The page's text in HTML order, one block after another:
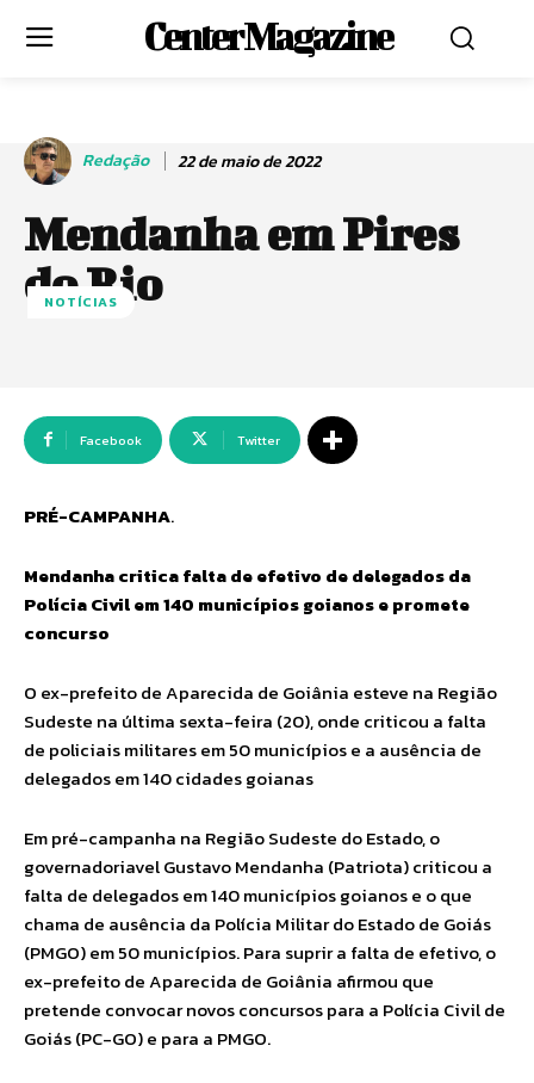
Center Magazine
Redação 22 de maio de 2022
Mendanha em Pires
do Rio
NOTÍCIAS
Facebook Twitter
PRÉ-CAMPANHA.
Mendanha critica falta de efetivo de delegados da
Polícia Civil em 140 municípios goianos e promete
concurso
O ex-prefeito de Aparecida de Goiânia esteve na Região
Sudeste na última sexta-feira (20), onde criticou a falta
de policiais militares em 50 municípios e a ausência de
delegados em 140 cidades goianas
Em pré-campanha na Região Sudeste do Estado, o
governadoriavel Gustavo Mendanha (Patriota) criticou a
falta de delegados em 140 municípios goianos e o que
chama de ausência da Polícia Militar do Estado de Goiás
(PMGO) em 50 municípios. Para suprir a falta de efetivo, o
ex-prefeito de Aparecida de Goiânia afirmou que
pretende convocar novos concursos para a Polícia Civil de
Goiás (PC-GO) e para a PMGO.